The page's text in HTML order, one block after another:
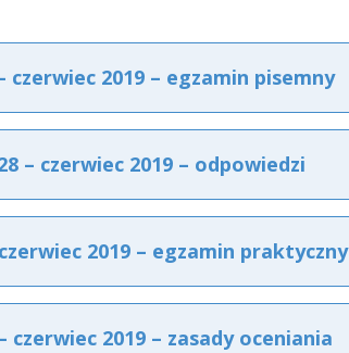
czerwiec 2019 – egzamin pisemny
– czerwiec 2019 – odpowiedzi
2019 – egzamin praktyczny
czerwiec 2019 – zasady oceniania